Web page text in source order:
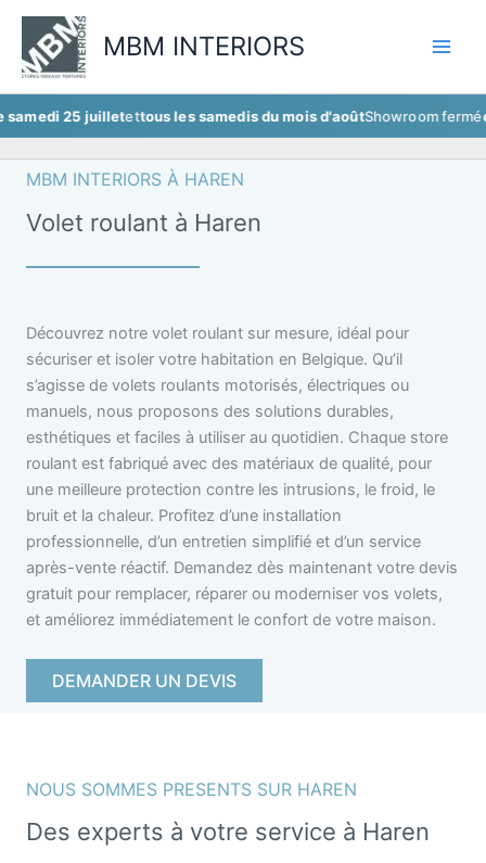
Aller
contenu
MBM INTERIORS
juillet ettous les samedis du mois d'aoûtShowroom ferméce
MBM INTERIORS À HAREN
Volet roulant à Haren
Découvrez notre volet roulant sur mesure, idéal pour
sécuriser et isoler votre habitation en Belgique. Qu’il
s’agisse de volets roulants motorisés, électriques ou
manuels, nous proposons des solutions durables,
esthétiques et faciles à utiliser au quotidien. Chaque store
roulant est fabriqué avec des matériaux de qualité, pour
une meilleure protection contre les intrusions, le froid, le
bruit et la chaleur. Profitez d’une installation
professionnelle, d’un entretien simplifié et d’un service
après-vente réactif. Demandez dès maintenant votre devis
gratuit pour remplacer, réparer ou moderniser vos volets,
et améliorez immédiatement le confort de votre maison.
DEMANDER UN DEVIS
NOUS SOMMES PRESENTS SUR HAREN
Des experts à votre service à Haren